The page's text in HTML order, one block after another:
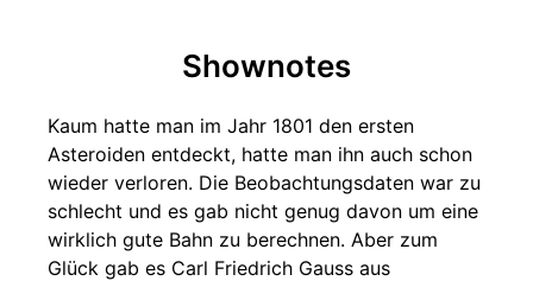
Shownotes
Kaum hatte man im Jahr 1801 den ersten
Asteroiden entdeckt, hatte man ihn auch schon
wieder verloren. Die Beobachtungsdaten war zu
schlecht und es gab nicht genug davon um eine
wirklich gute Bahn zu berechnen. Aber zum
Glück gab es Carl Friedrich Gauss aus